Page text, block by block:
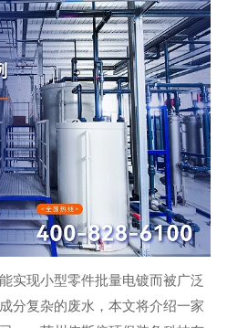
实现小型零件批量电镀而被广泛
分复杂的废水，本文将介绍一家